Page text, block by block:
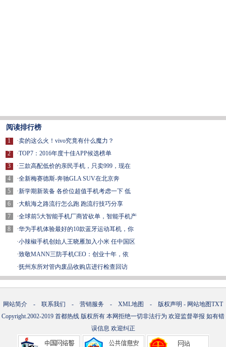
阅读排行榜
1
2
3
4
5
6
7
8
·卖的这么火！vivo究竟有什么魔力？
·TOP7：2016年度十佳APP候选榜单
·三款高配低价的亲民手机，只卖999，现在
·全新梅赛德斯-奔驰GLA SUV在北京奔
·新学期新装备 各价位超值手机考虑一下 低
·大航海之路流行怎么跑 跑流行技巧分享
·全球前5大智能手机厂商皆砍单，智能手机产
·华为手机体验最好的10款蓝牙运动耳机，你
·小辣椒手机创始人王晓雁加入小米 任中国区
·致敬MANN三防手机CEO：创业十年，依
·抚州东所对管内废品收购店进行检查回访
网站简介 - 联系我们 - 营销服务 - XML地图 - 版权声明 - 网站地图TXT
Copyright.2002-2019 首都热线 版权所有 本网拒绝一切非法行为 欢迎监督举报 如有错
误信息 欢迎纠正